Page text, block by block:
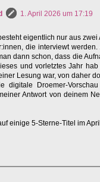
1. April 2026 um 17:19
eigentlich nur aus
die interviewt
dann schon, dass die
und vorletztes Jahr
Lesung war, von daher
digitale Droemer-
Antwort von deinem
einige 5-Sterne-Titel im